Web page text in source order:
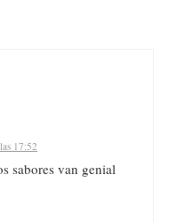
17:52
sabores van genial